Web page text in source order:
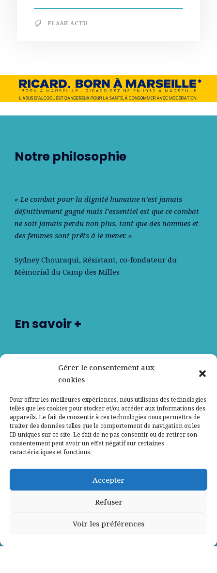
Gérer le consentement aux
cookies
Pour offrir les meilleures expériences, nous utilisons des technologies
telles que les cookies pour stocker et/ou accéder aux informations des
appareils. Le fait de consentir à ces technologies nous permettra de
traiter des données telles que le comportement de navigation ou les
ID uniques sur ce site. Le fait de ne pas consentir ou de retirer son
consentement peut avoir un effet négatif sur certaines
caractéristiques et fonctions.
Accepter
Refuser
Voir les préférences
FLASH ACTU
Notre philosophie
« Le combat pour la dignité humaine n’est jamais
déﬁnitivement gagné mais l’essentiel est que ce combat
ne soit jamais perdu non plus, tant que des hommes et
des femmes sont prêts à le mener. »
Sydney Chouraqui, Résistant, co-fondateur du
Mémorial du Camp des Milles
En savoir +
Nos partenaires
Contactez-nous
Mentions légales